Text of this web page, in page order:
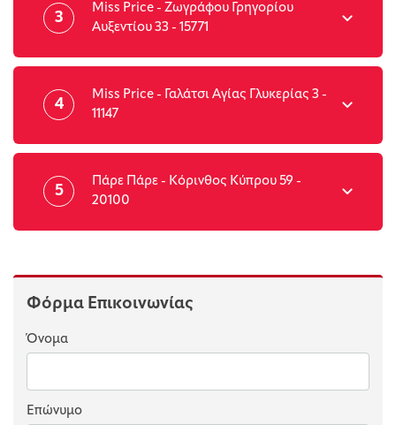
3
Miss Price - Ζωγράφου Γρηγορίου
Αυξεντίου 33 - 15771
4
Miss Price - Γαλάτσι Αγίας Γλυκερίας 3 -
11147
5
Πάρε Πάρε - Κόρινθος Κύπρου 59 -
20100
Φόρμα Επικοινωνίας
Όνομα
Επώνυμο